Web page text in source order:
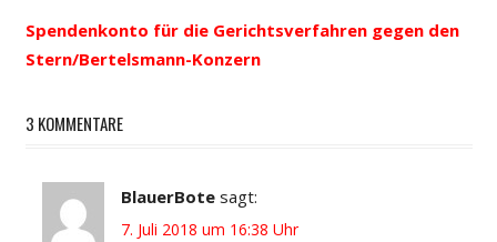
Spendenkonto für die Gerichtsverfahren gegen den
Stern/Bertelsmann-Konzern
3 KOMMENTARE
BlauerBote sagt:
7. Juli 2018 um 16:38 Uhr